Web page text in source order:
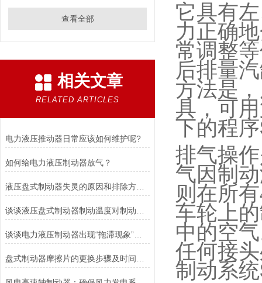
查看全部
相关文章
RELATED ARTICLES
电力液压推动器日常应该如何维护呢?
如何给电力液压制动器放气？
液压盘式制动器失灵的原因和排除方法介绍
谈谈电力液压制动器出现“拖滞现象”的原因及解决方法
它具有
力正确
常调整
后排量
方法是
具，可
下的程序
排气操
气因制
则在所有
车轮上
中的空
任何接
制动系统